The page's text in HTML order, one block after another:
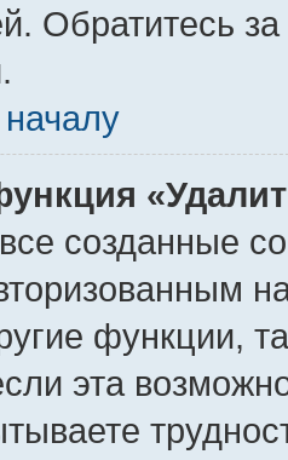
Обратитесь
созданные
функции,
эта